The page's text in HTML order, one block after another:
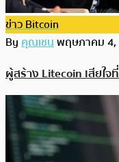
ข่าว Bitcoin
Byคุณเชนพฤษภาคม 4,
ผู้สร้าง Litecoin เสียใ